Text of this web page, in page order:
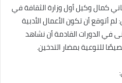
كمال وكيل أول وزارة الثقافة في
أتوقع أن تكون الأعمال الأدبية
في الدورات القادمة أن نشاهد
للتوعية بمضار التدخين.